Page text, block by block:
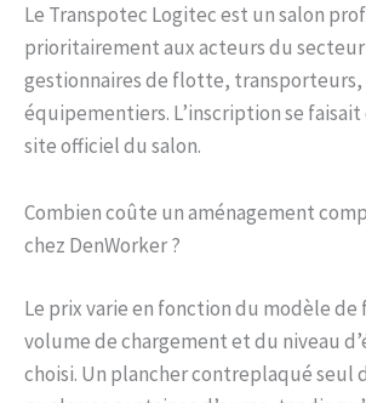
Le Transpotec Logitec est un salon
prioritairement aux acteurs du secteur
gestionnaires de flotte,
équipementiers. L’inscription se faisait
site officiel du salon.
Combien coûte un aménagement
chez DenWorker ?
Le prix varie en fonction du modèle de
volume de chargement et du niveau
choisi. Un plancher contreplaqué seul